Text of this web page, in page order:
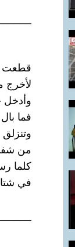
قطعت
لأخرج
وأدخل
فما بال
وتنزلق
من
كلما
في